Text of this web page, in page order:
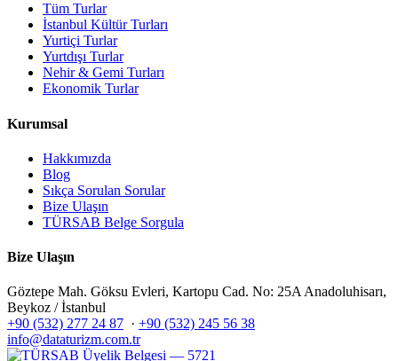
Tüm Turlar
İstanbul Kültür Turları
Yurtiçi Turlar
Yurtdışı Turlar
Nehir & Gemi Turları
Ekonomik Turlar
Kurumsal
Hakkımızda
Blog
Sıkça Sorulan Sorular
Bize Ulaşın
TÜRSAB Belge Sorgula
Bize Ulaşın
Göztepe Mah. Göksu Evleri, Kartopu Cad. No: 25A Anadoluhisarı,
Beykoz / İstanbul
+90 (532) 277 24 87 · +90 (532) 245 56 38
info@dataturizm.com.tr